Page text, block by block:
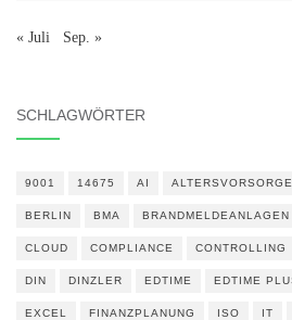
« Juli Sep. »
SCHLAGWÖRTER
9001 14675 AI ALTERSVORSORGE
BERLIN BMA BRANDMELDEANLAGEN
CLOUD COMPLIANCE CONTROLLING
DIN DINZLER EDTIME EDTIME
EXCEL FINANZPLANUNG ISO IT